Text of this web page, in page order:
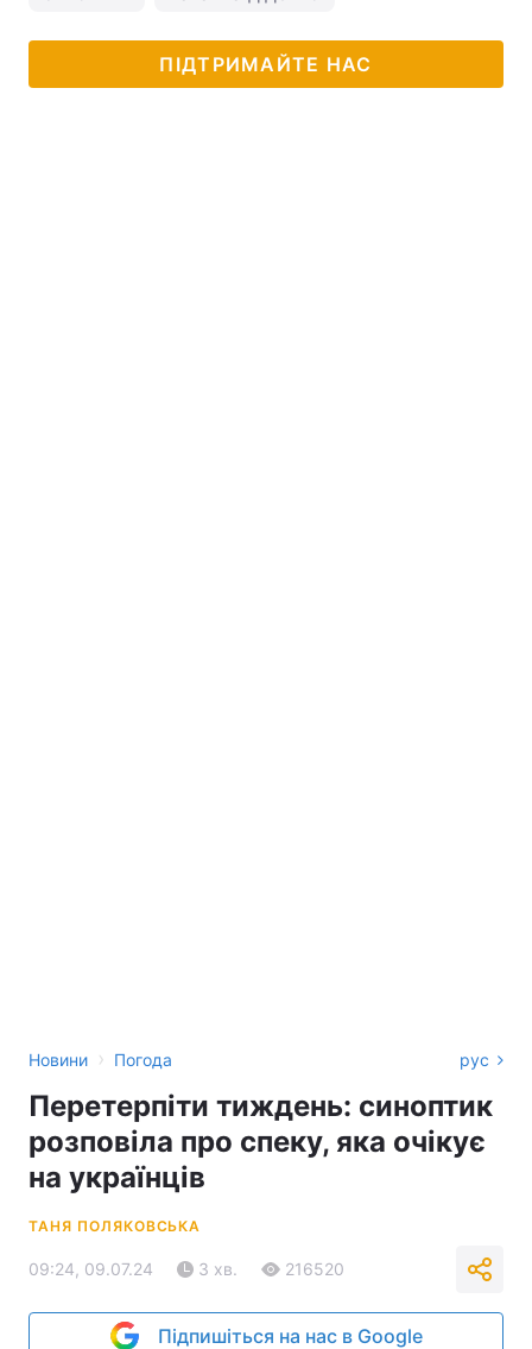
ПІДТРИМАЙТЕ НАС
Новини › Погода рус
Перетерпіти тиждень: синоптик
розповіла про спеку, яка очікує
на українців
ТАНЯ ПОЛЯКОВСЬКА
09:24, 09.07.24 3 хв. 216520
Підпишіться на нас в Google